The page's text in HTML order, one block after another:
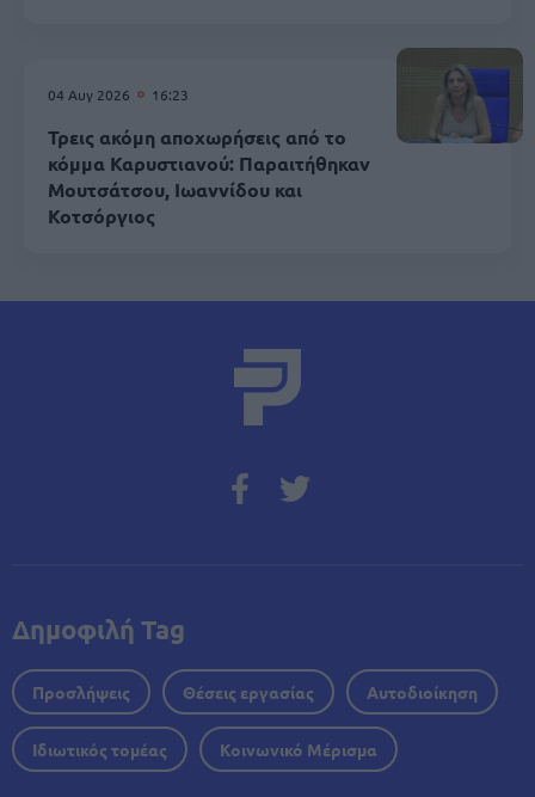
04 Αυγ 2026 16:23
Τρεις ακόμη αποχωρήσεις από το
κόμμα Καρυστιανού: Παραιτήθηκαν
Μουτσάτσου, Ιωαννίδου και
Κοτσόργιος
Δημοφιλή Tag
Προσλήψεις Θέσεις εργασίας Αυτοδιοίκηση
Ιδιωτικός τομέας Κοινωνικό Μέρισμα